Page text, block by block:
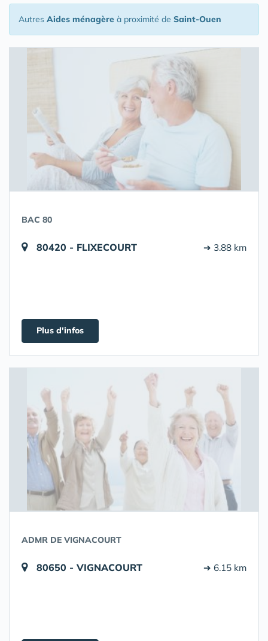
Autres Aides ménagère à proximité de Saint-Ouen
BAC 80
80420 - FLIXECOURT ➔ 3.88 km
Plus d'infos
ADMR DE VIGNACOURT
80650 - VIGNACOURT ➔ 6.15 km